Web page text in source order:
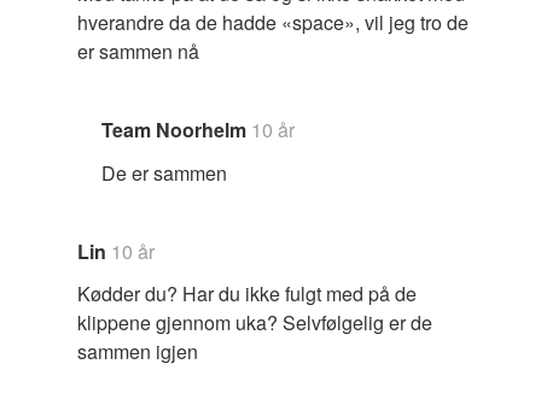
hverandre da de hadde «space», vil jeg tro de
er sammen nå
Team Noorhelm 10 år
De er sammen
Lin 10 år
Kødder du? Har du ikke fulgt med på de
klippene gjennom uka? Selvfølgelig er de
sammen igjen